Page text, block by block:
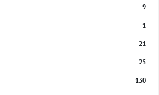
9
1
21
25
130